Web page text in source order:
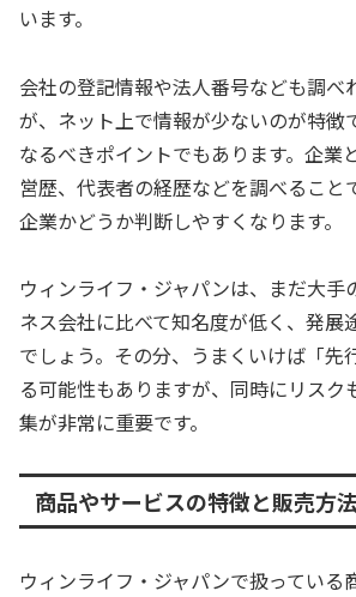
います。
会社の登記情報や法人番号なども調べ
が、ネット上で情報が少ないのが特徴
なるべきポイントでもあります。企業
営歴、代表者の経歴などを調べること
企業かどうか判断しやすくなります。
ウィンライフ・ジャパンは、まだ大手
ネス会社に比べて知名度が低く、発展
でしょう。その分、うまくいけば「先
る可能性もありますが、同時にリスク
集が非常に重要です。
商品やサービスの特徴と販売方法
ウィンライフ・ジャパンで扱っている